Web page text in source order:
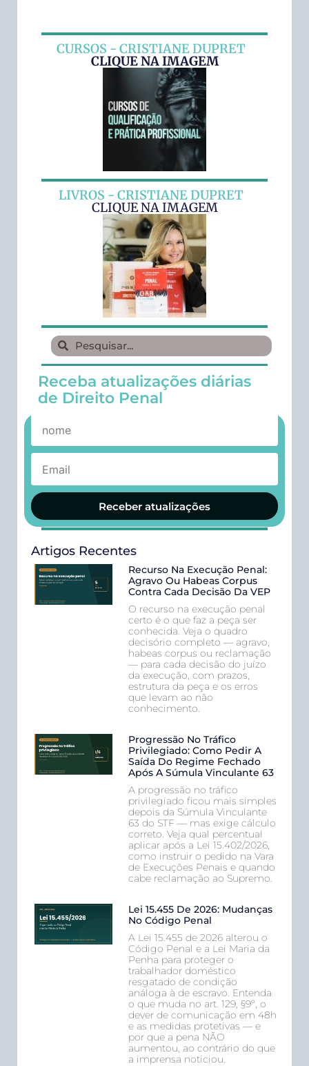
CURSOS - CRISTIANE DUPRET
CLIQUE NA IMAGEM
LIVROS - CRISTIANE DUPRET
CLIQUE NA IMAGEM
Receba atualizações diárias
de Direito Penal
Receber atualizações
Artigos Recentes
Recurso Na Execução Penal:
Agravo Ou Habeas Corpus
Contra Cada Decisão Da VEP
O recurso na execução penal
certo é o que faz a peça ser
conhecida. Veja o quadro
decisório completo — agravo,
habeas corpus ou reclamação
— para cada decisão do juízo
da execução, com prazos,
estrutura da peça e os erros
que levam ao não
conhecimento.
Progressão No Tráfico
Privilegiado: Como Pedir A
Saída Do Regime Fechado
Após A Súmula Vinculante 63
A progressão no tráfico
privilegiado ficou mais simples
depois da Súmula Vinculante
63 do STF — mas exige cálculo
correto. Veja qual percentual
aplicar após a Lei 15.402/2026,
como instruir o pedido na Vara
de Execuções Penais e quando
cabe reclamação ao Supremo.
Lei 15.455 De 2026: Mudanças
No Código Penal
A Lei 15.455 de 2026 alterou o
Código Penal e a Lei Maria da
Penha para proteger o
trabalhador doméstico
resgatado de condição
análoga à de escravo. Entenda
o que muda no art. 129, §9º, o
dever de comunicação em 48h
e as medidas protetivas — e
por que a pena NÃO
aumentou, ao contrário do que
a imprensa noticiou.